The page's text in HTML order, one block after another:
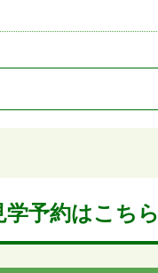
学予約はこちら